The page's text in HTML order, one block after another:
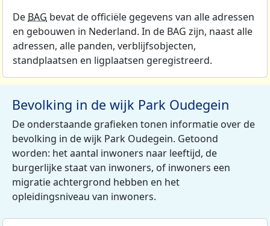
De BAG bevat de officiële gegevens van alle adressen
en gebouwen in Nederland. In de BAG zijn, naast alle
adressen, alle panden, verblijfsobjecten,
standplaatsen en ligplaatsen geregistreerd.
Bevolking in de wijk Park Oudegein
De onderstaande grafieken tonen informatie over de
bevolking in de wijk Park Oudegein. Getoond
worden: het aantal inwoners naar leeftijd, de
burgerlijke staat van inwoners, of inwoners een
migratie achtergrond hebben en het
opleidingsniveau van inwoners.